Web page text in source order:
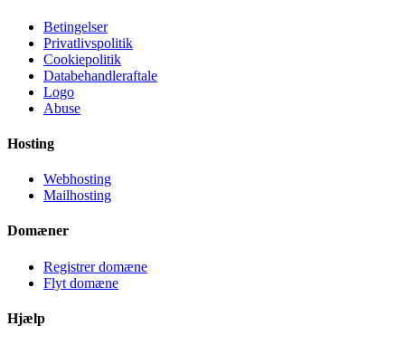
Betingelser
Privatlivspolitik
Cookiepolitik
Databehandleraftale
Logo
Abuse
Hosting
Webhosting
Mailhosting
Domæner
Registrer domæne
Flyt domæne
Hjælp